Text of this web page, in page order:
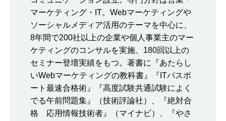
マーケティング・IT。Webマーケティングや
ソーシャルメディア活用のテーマを中心に、
8年間で200社以上の企業や個人事業主のマー
ケティングのコンサルを実施、180回以上の
セミナー登壇実績をもつ。著書に『あたらし
いWebマーケティングの教科書』『ITパスポ
ート最速合格術』『高度試験共通試験によく
でる午前問題集』（技術評論社）、『絶対合
格 応用情報技術者』（マイナビ）、『やさ